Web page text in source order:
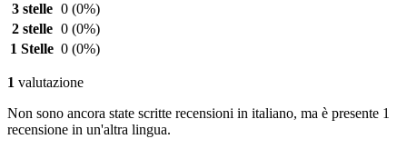
3 stelle 0 (0%)
2 stelle 0 (0%)
1 Stelle 0 (0%)
1 valutazione
Non sono ancora state scritte recensioni in italiano, ma è presente 1
recensione in un'altra lingua.